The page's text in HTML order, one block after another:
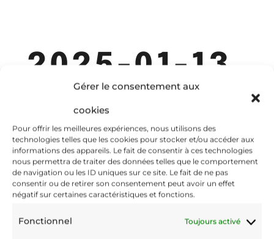
Gérer le consentement aux
cookies
Pour offrir les meilleures expériences, nous utilisons des
technologies telles que les cookies pour stocker et/ou accéder aux
informations des appareils. Le fait de consentir à ces technologies
nous permettra de traiter des données telles que le comportement
de navigation ou les ID uniques sur ce site. Le fait de ne pas
consentir ou de retirer son consentement peut avoir un effet
négatif sur certaines caractéristiques et fonctions.
Fonctionnel Toujours activé
2025-01-13
at 14.14.59